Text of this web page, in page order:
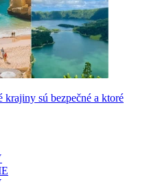
sú bezpečné a ktoré